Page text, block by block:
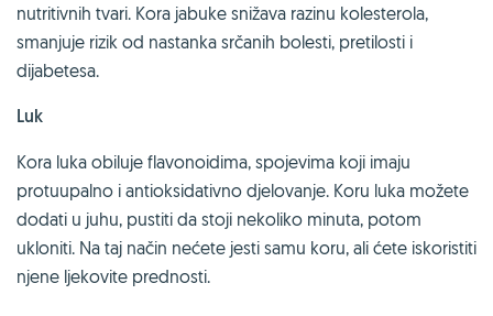
nutritivnih tvari. Kora jabuke snižava razinu kolesterola,
smanjuje rizik od nastanka srčanih bolesti, pretilosti i
dijabetesa.
Luk
Kora luka obiluje flavonoidima, spojevima koji imaju
protuupalno i antioksidativno djelovanje. Koru luka možete
dodati u juhu, pustiti da stoji nekoliko minuta, potom
ukloniti. Na taj način nećete jesti samu koru, ali ćete iskoristiti
njene ljekovite prednosti.